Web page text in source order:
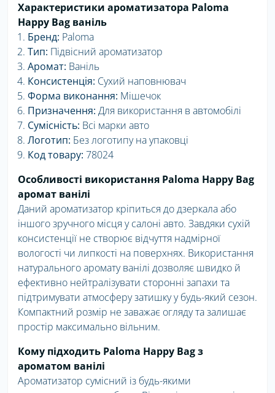
Характеристики ароматизатора Paloma
Happy Bag ваніль
Бренд: Paloma
Тип: Підвісний ароматизатор
Аромат: Ваніль
Консистенція: Сухий наповнювач
Форма виконання: Мішечок
Призначення: Для використання в автомобілі
Сумісність: Всі марки авто
Логотип: Без логотипу на упаковці
Код товару: 78024
Особливості використання Paloma Happy Bag
аромат ванілі
Даний ароматизатор кріпиться до дзеркала або
іншого зручного місця у салоні авто. Завдяки сухій
консистенції не створює відчуття надмірної
вологості чи липкості на поверхнях. Використання
натурального аромату ванілі дозволяє швидко й
ефективно нейтралізувати сторонні запахи та
підтримувати атмосферу затишку у будь-який сезон.
Компактний розмір не заважає огляду та залишає
простір максимально вільним.
Кому підходить Paloma Happy Bag з
ароматом ванілі
Ароматизатор сумісний із будь-якими